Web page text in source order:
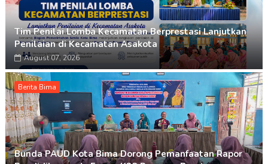
Tim Penilai Lomba Kecamatan Berprestasi Lanjutkan
Penilaian di Kecamatan Asakota
August 07, 2026
Berita Bima
Bunda PAUD Kota Bima Dorong Pemanfaatan Rapor